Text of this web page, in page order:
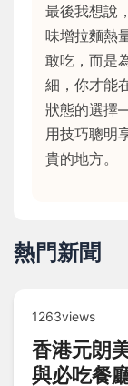
最後我想說
味增拉麵熱
敢吃，而是
細，你才能
狀態的選擇
用技巧聰明
貴的地方。
熱門新聞
1263views
香港元朗
與必吃餐